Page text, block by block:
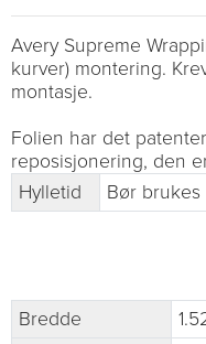
Avery Supreme
kurver) montering.
montasje.
Folien har det
reposisjonering, den
Hylletid
Bør
Bredde